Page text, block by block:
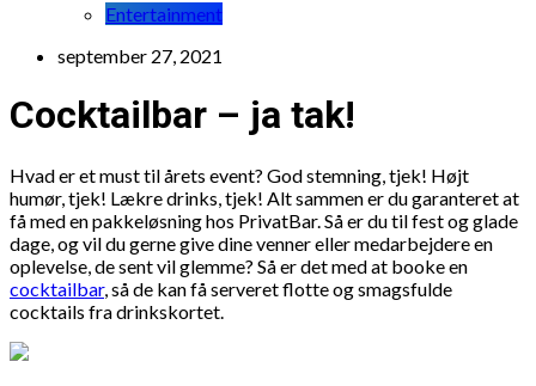
Entertainment
september 27, 2021
Cocktailbar – ja tak!
Hvad er et must til årets event? God stemning, tjek! Højt
humør, tjek! Lækre drinks, tjek! Alt sammen er du garanteret at
få med en pakkeløsning hos PrivatBar. Så er du til fest og glade
dage, og vil du gerne give dine venner eller medarbejdere en
oplevelse, de sent vil glemme? Så er det med at booke en
cocktailbar, så de kan få serveret flotte og smagsfulde
cocktails fra drinkskortet.